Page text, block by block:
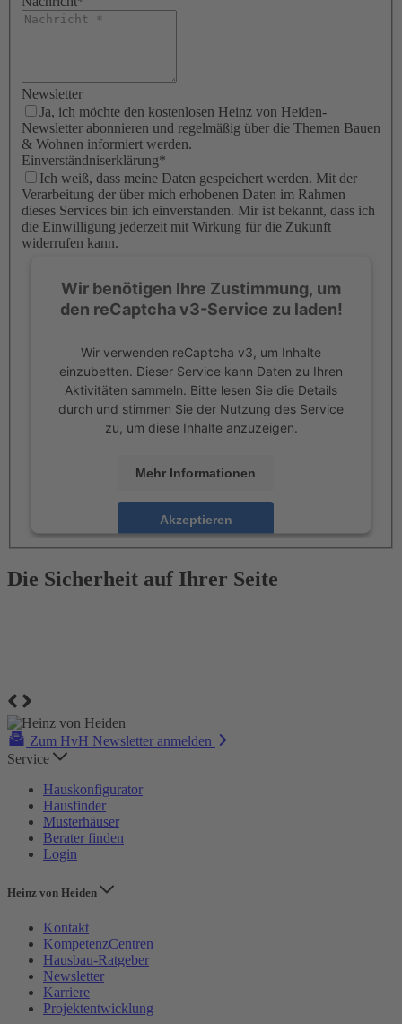
Newsletter
Ja, ich möchte den kostenlosen Heinz von Heiden-
Newsletter abonnieren und regelmäßig über die Themen Bauen
& Wohnen informiert werden.
Einverständniserklärung*
Ich weiß, dass meine Daten gespeichert werden. Mit der
Verarbeitung der über mich erhobenen Daten im Rahmen
dieses Services bin ich einverstanden. Mir ist bekannt, dass ich
die Einwilligung jederzeit mit Wirkung für die Zukunft
widerrufen kann.
Wir benötigen Ihre Zustimmung, um
den reCaptcha v3-Service zu laden!
Wir verwenden reCaptcha v3, um Inhalte
einzubetten. Dieser Service kann Daten zu Ihren
Aktivitäten sammeln. Bitte lesen Sie die Details
durch und stimmen Sie der Nutzung des Service
zu, um diese Inhalte anzuzeigen.
Mehr Informationen
Akzeptieren
powered byUsercentrics Consent Management
Platform
Die Sicherheit auf Ihrer Seite
Zum HvH Newsletter anmelden
Service
Hauskonfigurator
Hausfinder
Musterhäuser
Berater finden
Login
Heinz von Heiden
Kontakt
KompetenzCentren
Hausbau-Ratgeber
Newsletter
Karriere
Projektentwicklung